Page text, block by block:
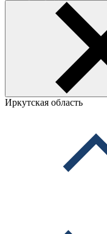
Иркутская область